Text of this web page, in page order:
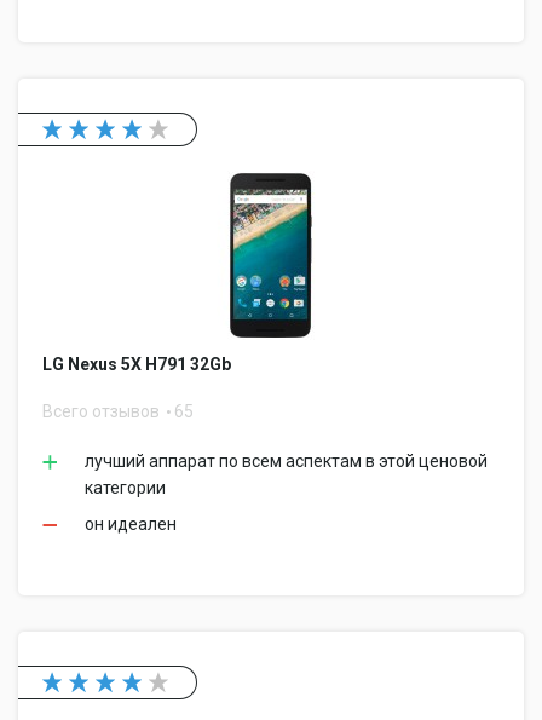
LG Nexus 5X H791 32Gb
Всего отзывов 65
лучший аппарат по всем аспектам в этой ценовой
категории
он идеален